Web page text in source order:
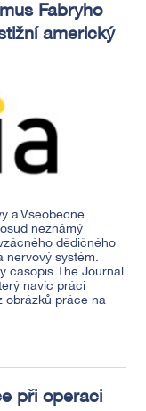
Fabryho
americký
a Všeobecné
neznámý
cného dědičného
nervový systém.
ý časopis
The Journal
navíc práci
obrázků práce na
při operaci